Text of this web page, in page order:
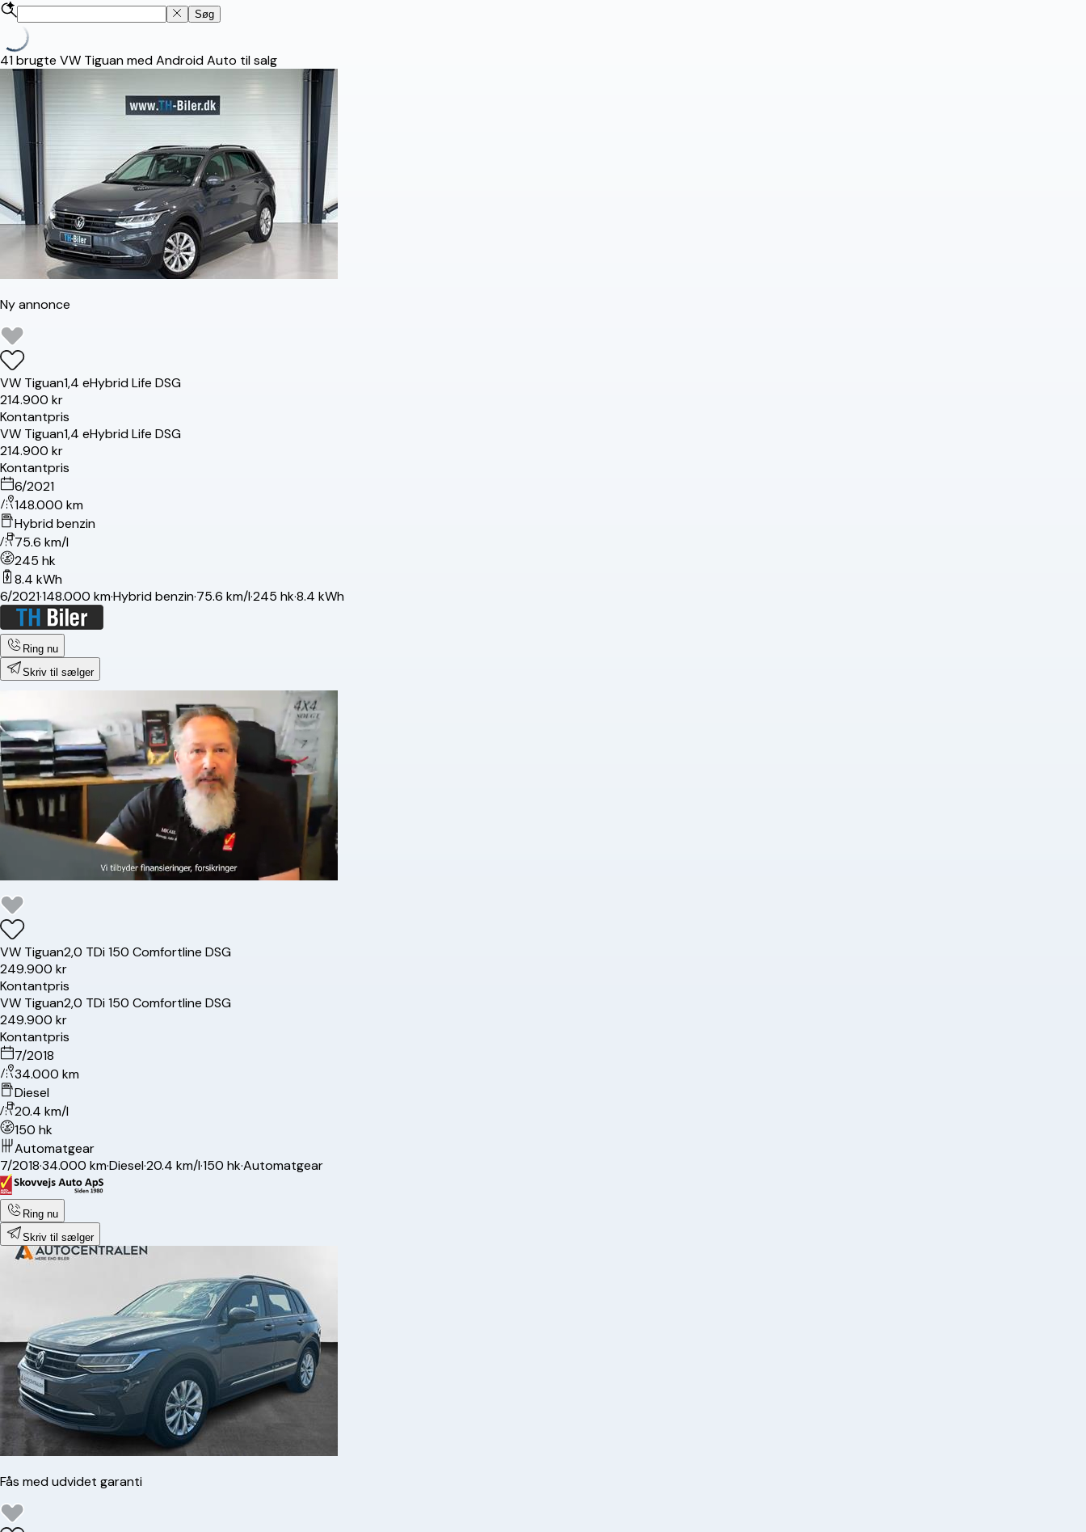
Søg
41brugte VW Tiguan med Android Auto til salg
Ny annonce
VW Tiguan1,4 eHybrid Life DSG
214.900 kr
Kontantpris
VW Tiguan1,4 eHybrid Life DSG
214.900 kr
Kontantpris
6/2021
148.000 km
Hybrid benzin
75.6 km/l
245 hk
8.4 kWh
6/2021·148.000 km·Hybrid benzin·75.6 km/l·245 hk·8.4 kWh
Ring nu
Skriv til sælger
VW Tiguan2,0 TDi 150 Comfortline DSG
249.900 kr
Kontantpris
VW Tiguan2,0 TDi 150 Comfortline DSG
249.900 kr
Kontantpris
7/2018
34.000 km
Diesel
20.4 km/l
150 hk
Automatgear
7/2018·34.000 km·Diesel·20.4 km/l·150 hk·Automatgear
Ring nu
Skriv til sælger
Fås med udvidet garanti